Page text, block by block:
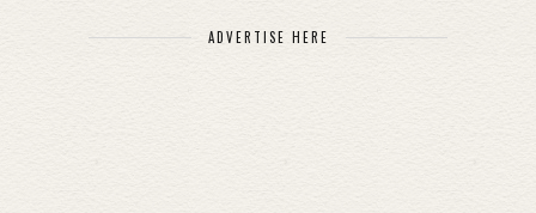
ADVERTISE HERE